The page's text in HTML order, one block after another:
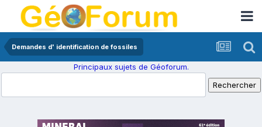
Demandes d' identification de fossiles
Principaux sujets de Géoforum.